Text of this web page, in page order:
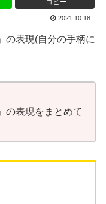
コピー
2021.10.18
の表現(自分の手柄に
の表現をまとめて